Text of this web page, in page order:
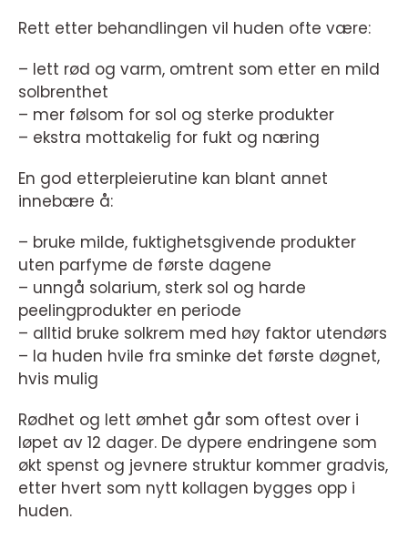
Rett etter behandlingen vil huden ofte være:
– lett rød og varm, omtrent som etter en mild
solbrenthet
– mer følsom for sol og sterke produkter
– ekstra mottakelig for fukt og næring
En god etterpleierutine kan blant annet
innebære å:
– bruke milde, fuktighetsgivende produkter
uten parfyme de første dagene
– unngå solarium, sterk sol og harde
peelingprodukter en periode
– alltid bruke solkrem med høy faktor utendørs
– la huden hvile fra sminke det første døgnet,
hvis mulig
Rødhet og lett ømhet går som oftest over i
løpet av 12 dager. De dypere endringene som
økt spenst og jevnere struktur kommer gradvis,
etter hvert som nytt kollagen bygges opp i
huden.